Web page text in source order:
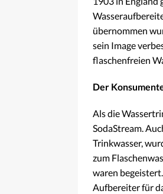
übernommen
sein Image
flaschenfreien
Der
Als die
SodaStream.
Trinkwasser,
zum
waren
Aufbereiter für